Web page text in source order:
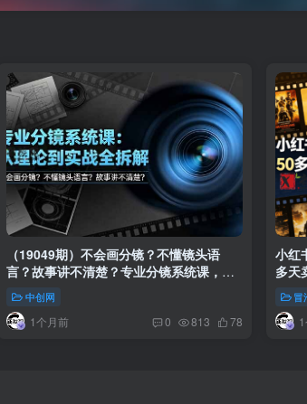
（19049期）不会画分镜？不懂镜头语
言？故事讲不清楚？专业分镜系统课，从
理论到实战全拆解！
中创网
1个月前 0 813 78
小红
多天
冒